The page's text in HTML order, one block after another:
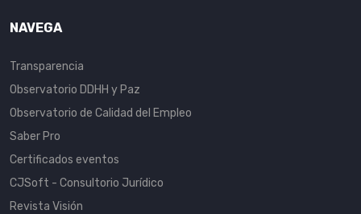
NAVEGA
Transparencia
Observatorio DDHH y Paz
Observatorio de Calidad del Empleo
Saber Pro
Certificados eventos
CJSoft - Consultorio Jurídico
Revista Visión